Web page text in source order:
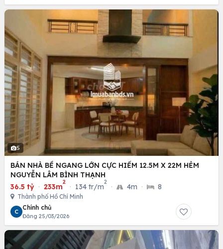
5
BÁN NHÀ BỀ NGANG LỚN CỰC HIẾM 12.5M X 22M HẺM
NGUYỄN LÂM BÌNH THẠNH
36.5 tỷ · 233m
2
· 134 tr/m
2
· 4m · 8
Thành phố Hồ Chí Minh
C
Chính chủ
Đăng 25/03/2026